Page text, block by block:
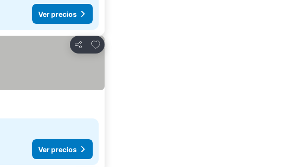
Ver precios
Compartir
Agregar a favoritos
Ver precios